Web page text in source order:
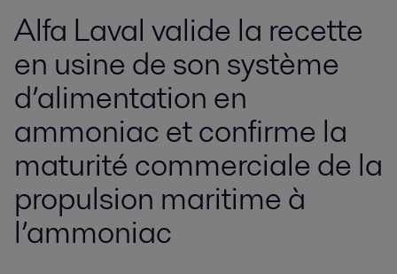
Alfa Laval valide la recette
en usine de son système
d’alimentation en
ammoniac et confirme la
maturité commerciale de la
propulsion maritime à
l’ammoniac